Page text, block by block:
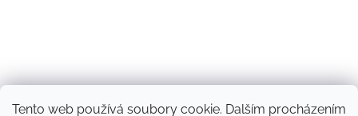
Tento web používá soubory cookie. Dalším procházením